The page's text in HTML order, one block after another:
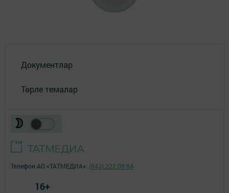
Документлар
Төрле темалар
Телефон АО «ТАТМЕДИА»: (843) 222 09 84
16+